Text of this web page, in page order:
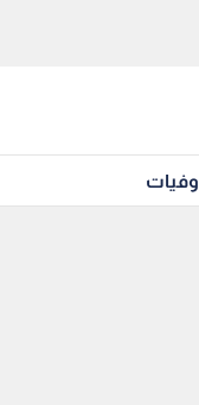
وفيات